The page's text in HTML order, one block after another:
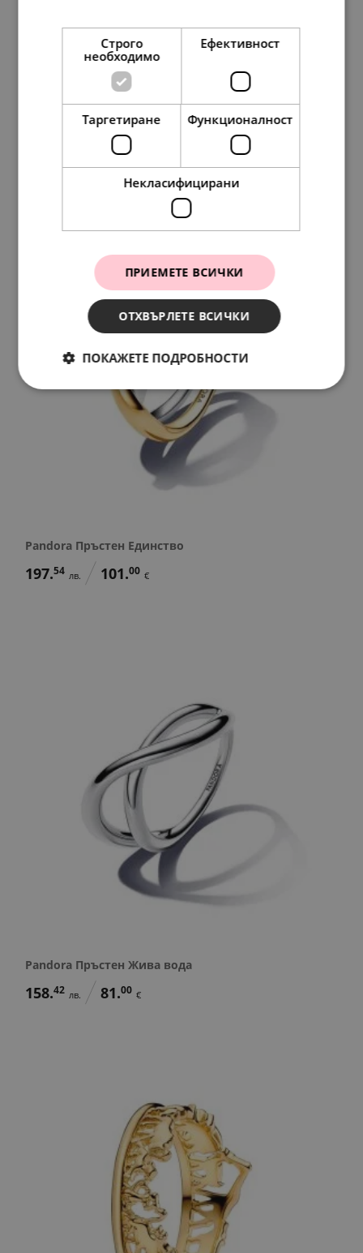
Pandora Пръстен Обичана
101.00
Pandora Пръстен Единство
197.54 лв. 101.00 €
Pandora Пръстен Жива вода
158.42 лв. 81.00 €
Строго
необходимо
Ефективност
Таргетиране Функционалност
Некласифицирани
ПРИЕМЕТЕ ВСИЧКИ
ОТХВЪРЛЕТЕ ВСИЧКИ
ПОКАЖЕТЕ ПОДРОБНОСТИ